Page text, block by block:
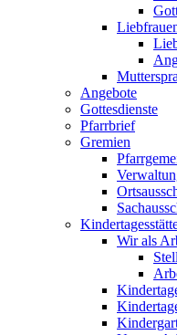
Angebote
Gottesdienste
Pfarrbrief
Gremien
Wir als